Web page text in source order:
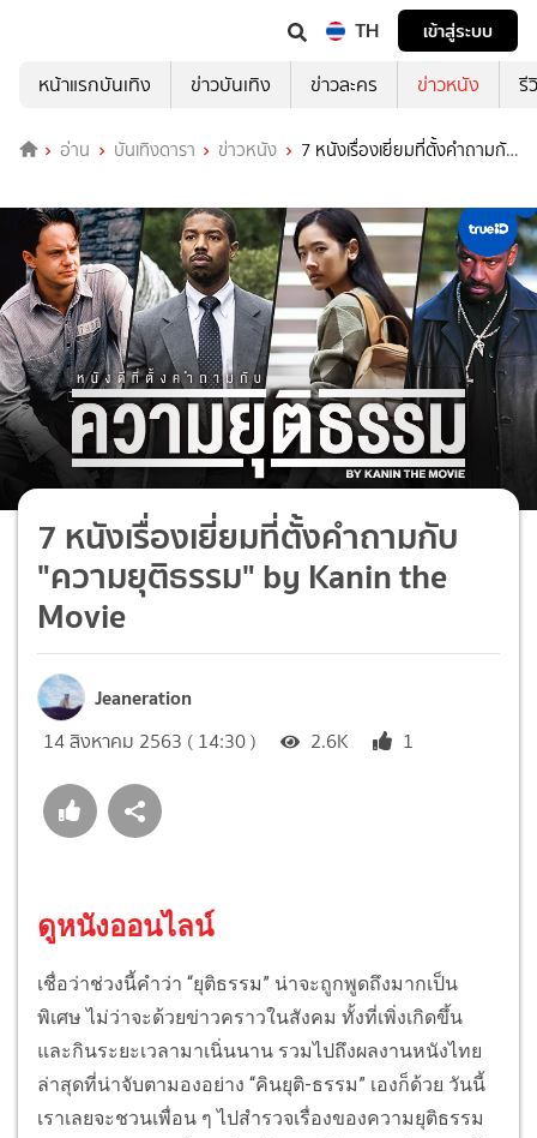
TH
เข้าสู่ระบบ
หน้าแรกบันเทิง
ข่าวบันเทิง ข่าวละคร ข่าวหนัง รี
อ่าน บันเทิงดารา ข่าวหนัง
7 หนังเรื่องเยี่ยมที่ตั้งคำถามกับ
7 หนังเรื่องเยี่ยมที่ตั้งคำถามกับ
"ความยุติธรรม" by Kanin the
Movie
Jeaneration
14 สิงหาคม 2563 ( 14:30 ) 2.6K 1
ดูหนังออนไลน์
เชื่อว่าช่วงนี้คำว่า “ยุติธรรม” น่าจะถูกพูดถึงมากเป็น
พิเศษ ไม่ว่าจะด้วยข่าวคราวในสังคม ทั้งที่เพิ่งเกิดขึ้น
และกินระยะเวลามาเนิ่นนาน รวมไปถึงผลงานหนังไทย
ล่าสุดที่น่าจับตามองอย่าง “คินยุติ-ธรรม” เองก็ด้วย วันนี้
เราเลยจะชวนเพื่อน ๆ ไปสำรวจเรื่องของความยุติธรรม